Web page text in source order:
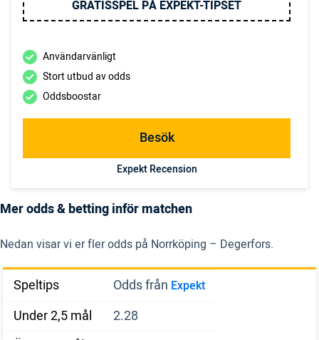
GRATISSPEL PÅ EXPEKT-TIPSET
Användarvänligt
Stort utbud av odds
Oddsboostar
Besök
Expekt Recension
Mer odds & betting inför matchen
Nedan visar vi er fler odds på Norrköping – Degerfors.
Speltips Odds från Expekt
Under 2,5 mål
2.28